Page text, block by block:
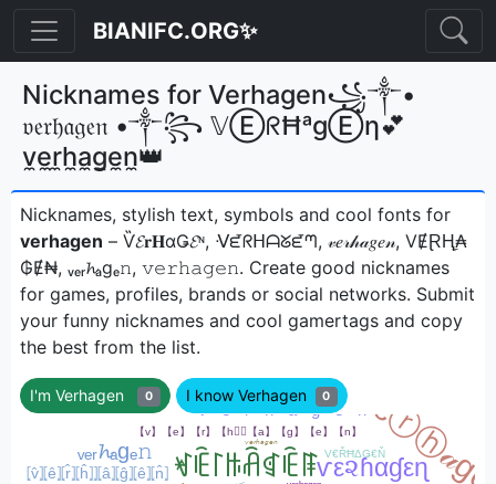
BIANIFC.ORG✨
Nicknames for Verhagen꧁༒•
𝔳𝔢𝔯𝔥𝔞𝔤𝔢𝔫 •༒꧂ 𝕍ⒺᖇĦᵃgⒺη💕
v̼e̼r̼h̼a̼g̼e̼n̼👑
Nicknames, stylish text, symbols and cool fonts for
verhagen – Ѷ𝓔𝐫𝐇αǤ𝓔ᶰ, ᐺᘿᖇᕼᗩᘜᘿᘉ, 𝓋𝑒𝓇𝒽𝒶𝑔𝑒𝓃, VɆⱤⱧ̼₳
₲Ɇ₦, ᵥₑᵣ𝓱ₐgₑ𝚗, 𝚟𝚎𝚛𝚑𝚊𝚐𝚎𝚗ㅤ. Create good nicknames
for games, profiles, brands or social networks. Submit
your funny nicknames and cool gamertags and copy
the best from the list.
I'm Verhagen 0 I know Verhagen 0